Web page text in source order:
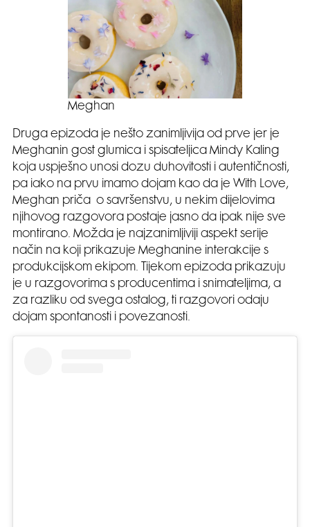
Meghan
Druga epizoda je nešto zanimljivija od prve jer je
Meghanin gost glumica i spisateljica Mindy Kaling
koja uspješno unosi dozu duhovitosti i autentičnosti,
pa iako na prvu imamo dojam kao da je With Love,
Meghan priča o savršenstvu, u nekim dijelovima
njihovog razgovora postaje jasno da ipak nije sve
montirano. Možda je najzanimljiviji aspekt serije
način na koji prikazuje Meghanine interakcije s
produkcijskom ekipom. Tijekom epizoda prikazuju
je u razgovorima s producentima i snimateljima, a
za razliku od svega ostalog, ti razgovori odaju
dojam spontanosti i povezanosti.